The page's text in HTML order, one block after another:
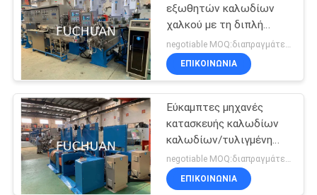
σύρμα μηχανή
εξώθησης
εξωθητών καλωδίων
χαλκού με τη διπλή
δροσίζοντας συσκευή
στρώματος
ΕΠΙΚΟΙΝΩΝΊΑ
Εύκαμπτες μηχανές
κατασκευής καλωδίων
καλωδίων/τυλιγμένη
γραμμή εξώθησης
καλωδίων
negotiable MOQ:διαπραγμάτευση
ΕΠΙΚΟΙΝΩΝΊΑ